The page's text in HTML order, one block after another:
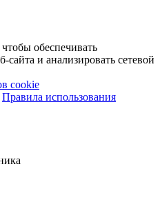
обеспечивать
и анализировать сетевой
cookie
Правила использования